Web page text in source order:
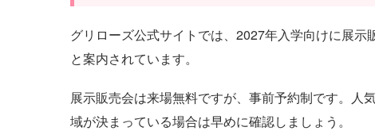
グリローズ公式サイトでは、2027年入学向けに展示
と案内されています。
展示販売会は来場無料ですが、事前予約制です。人
域が決まっている場合は早めに確認しましょう。